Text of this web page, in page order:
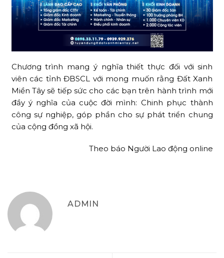
Chương trình mang ý nghĩa thiết thực đối với sinh
viên các tỉnh ĐBSCL với mong muốn rằng Đất Xanh
Miền Tây sẽ tiếp sức cho các bạn trên hành trình mới
đầy ý nghĩa của cuộc đời mình: Chinh phục thành
công sự nghiệp, góp phần cho sự phát triển chung
của cộng đồng xã hội.
Theo báo Người Lao động online
ADMIN